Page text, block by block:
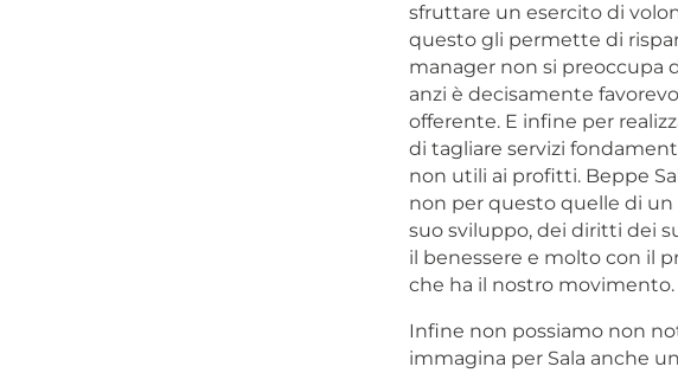
sfruttare un esercito di
questo gli permette di
manager non si preoccupa
anzi è decisamente
offerente. E infine per
di tagliare servizi
non utili ai profitti. Beppe
non per questo quelle di un
suo sviluppo, dei diritti dei
il benessere e molto con il
che ha il nostro movimento.
Infine non possiamo non
immagina per Sala anche